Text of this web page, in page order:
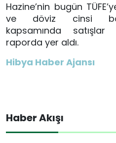
Hazine’nin bugün
ve döviz cinsi
kapsamında
raporda yer aldı.
Hibya Haber Ajansı
Haber Akışı